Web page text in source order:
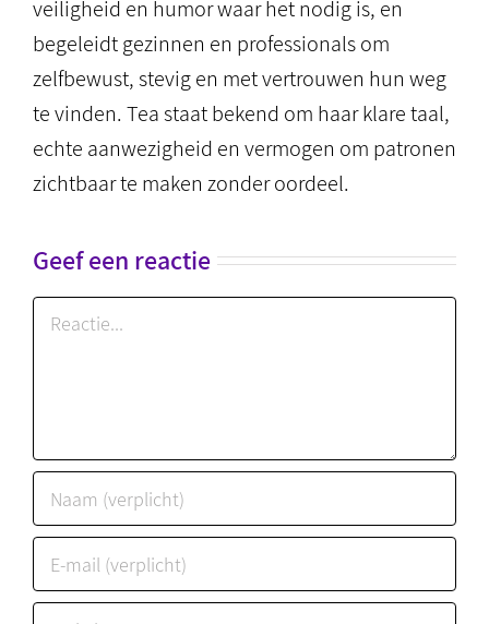
veiligheid en humor waar het nodig is, en
begeleidt gezinnen en professionals om
zelfbewust, stevig en met vertrouwen hun weg
te vinden. Tea staat bekend om haar klare taal,
echte aanwezigheid en vermogen om patronen
zichtbaar te maken zonder oordeel.
Geef een reactie
Reactie